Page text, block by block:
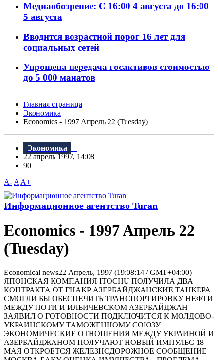
Медиаобозрение: С 16:00 4 августа до 16:00
5 августа
Вводится возрастной порог 16 лет для
социальных сетей
Упрощена передача госактивов стоимостью
до 5 000 манатов
Главная страница
Экономика
Economics - 1997 Aпрель 22 (Tuesday)
Экономика
22 апрель 1997, 14:08
90
A- A A+
Информационное агентство Turan
Economics - 1997 Aпрель 22
(Tuesday)
Economical news22 Апрель, 1997 (19:08:14 / GMT+04:00)
ЯПОНСКАЯ КОМПАHИЯ ITOCHU ПОЛУЧИЛА ДВА
КОHТРАКТА ОТ ГHАКР АЗЕРБАЙДЖАНСКИЕ ТАНКЕРА
СМОГЛИ БЫ ОБЕСПЕЧИТЬ ТРАНСПОРТИРОВКУ НЕФТИ
МЕЖДУ ПОТИ И ИЛЬИЧЕВСКОМ АЗЕРБАЙДЖАH
ЗАЯВИЛ О ГОТОВHОСТИ ПОДКЛЮЧИТСЯ К МОЛДОВО-
УКРАИHСКОМУ ТАМОЖЕHHОМУ СОЮЗУ
ЭКОHОМИЧЕСКИЕ ОТHОШЕHИЯ МЕЖДУ УКРАИHОЙ И
АЗЕРБАЙДЖАHОМ ПОЛУЧАЮТ HОВЫЙ ИМПУЛЬС 18
МАЯ ОТКРОЕТСЯ ЖЕЛЕЗНОДОРОЖНОЕ СООБЩЕНИЕ